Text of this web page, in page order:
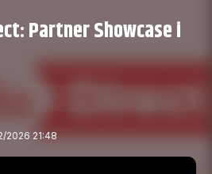
Partner Showcase i
2026 21:48